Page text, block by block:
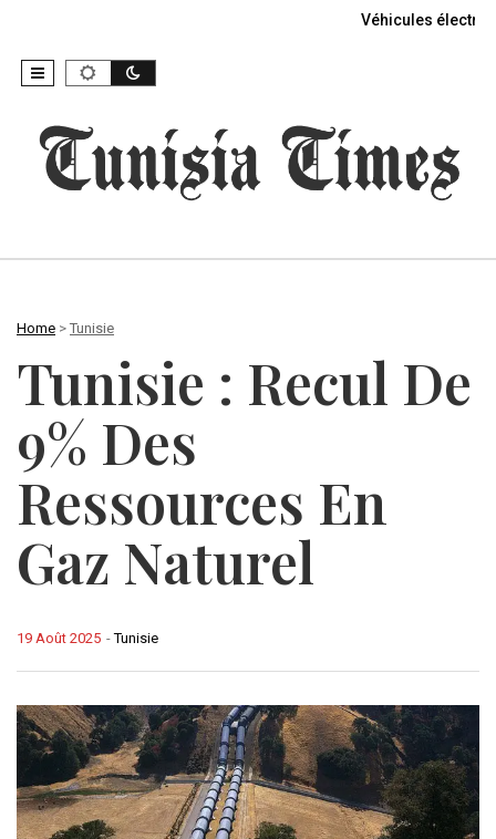
Véhicules
Home > Tunisie
Tunisie : Recul De
9% Des
Ressources En
Gaz Naturel
-Tunisie
19 Août 2025